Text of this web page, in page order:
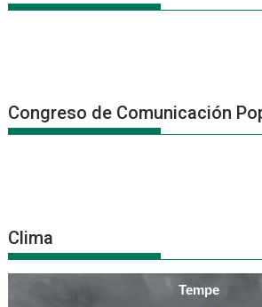
Congreso de Comunicación
Clima
Tempe